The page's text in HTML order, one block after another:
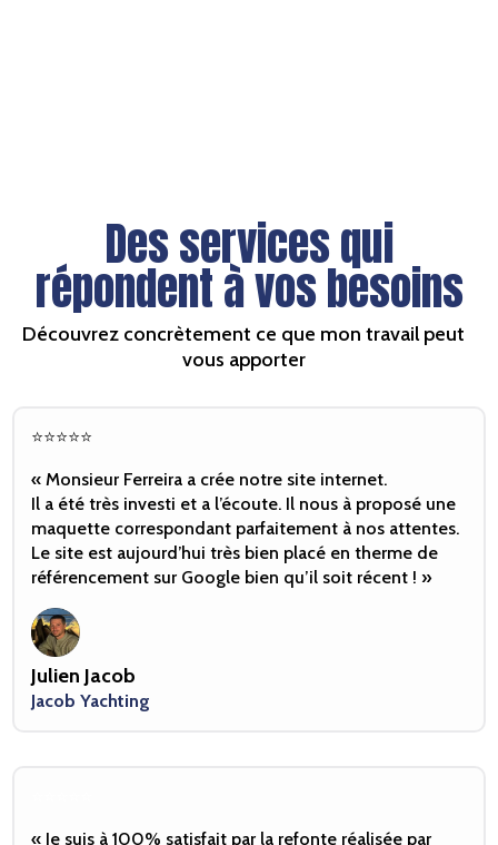
Des services qui
répondent à vos besoins
Découvrez concrètement ce que mon travail peut
vous apporter
⭐️⭐️⭐️⭐️⭐️
« Monsieur Ferreira a crée notre site internet.
Il a été très investi et a l’écoute. Il nous à proposé une
maquette correspondant parfaitement à nos attentes.
Le site est aujourd’hui très bien placé en therme de
référencement sur Google bien qu’il soit récent ! »
Julien Jacob
Jacob Yachting
« Je suis à 100% satisfait par la refonte réalisée par